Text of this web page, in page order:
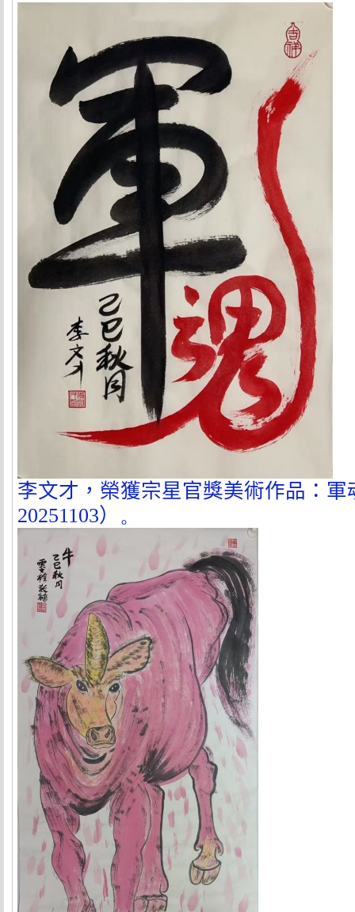
李文才，榮獲宗星官獎美術作品：軍
20251103） 。